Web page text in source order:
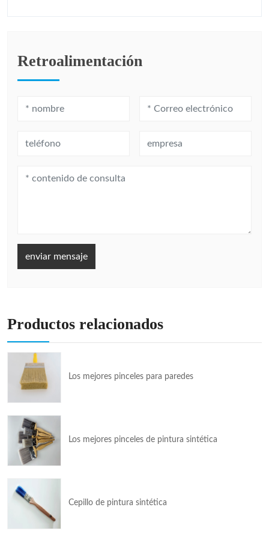
Retroalimentación
enviar mensaje
Productos relacionados
Los mejores pinceles para paredes
Los mejores pinceles de pintura sintética
Cepillo de pintura sintética